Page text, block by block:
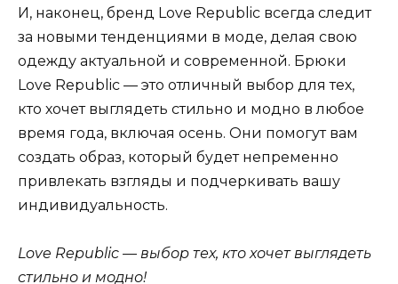
И, наконец, бренд Love Republic всегда следит
за новыми тенденциями в моде, делая свою
одежду актуальной и современной. Брюки
Love Republic — это отличный выбор для тех,
кто хочет выглядеть стильно и модно в любое
время года, включая осень. Они помогут вам
создать образ, который будет непременно
привлекать взгляды и подчеркивать вашу
индивидуальность.
Love Republic — выбор тех, кто хочет выглядеть
стильно и модно!